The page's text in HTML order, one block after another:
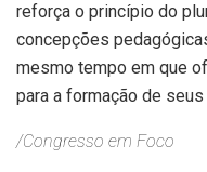
reforça o princípio do
concepções
mesmo tempo em que
para a formação de seus
/Congresso em Foco